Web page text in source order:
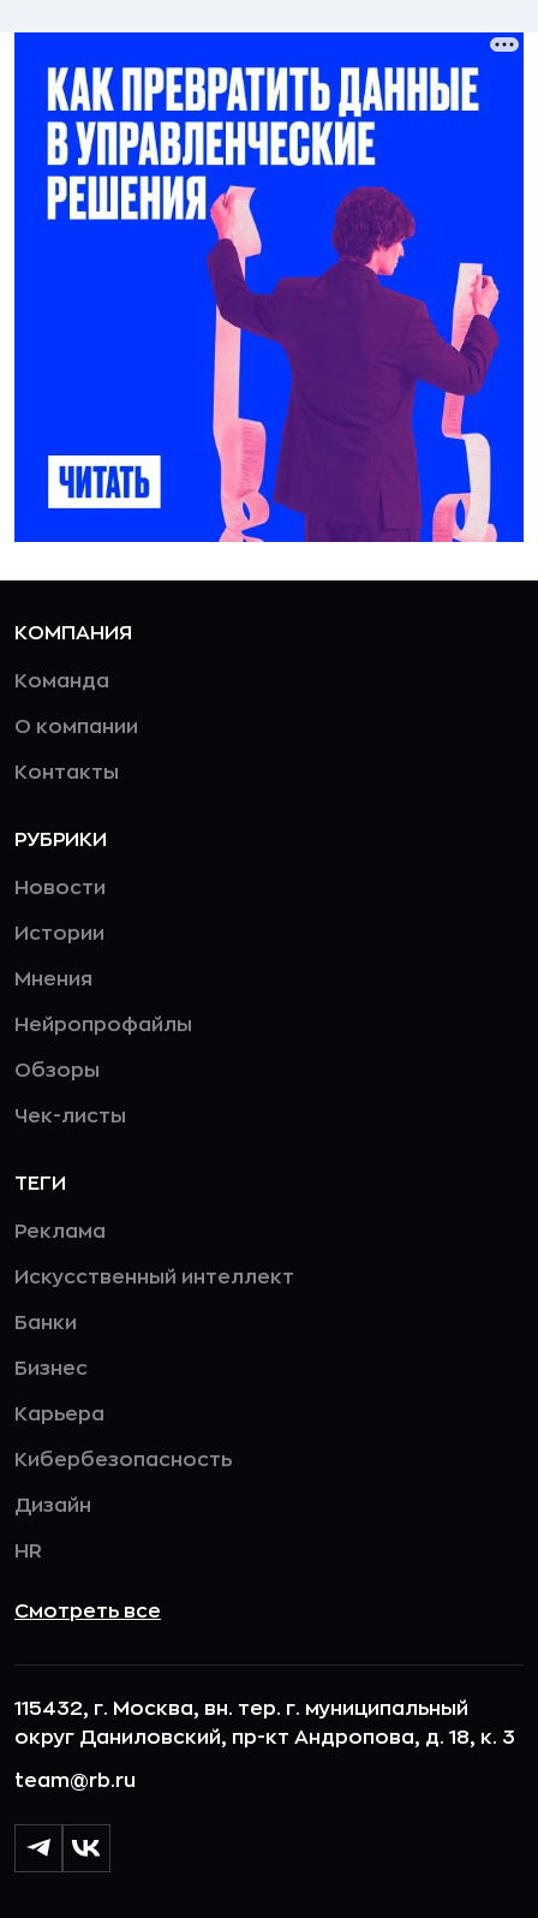
КОМПАНИЯ
Команда
О компании
Контакты
РУБРИКИ
Новости
Истории
Мнения
Нейропрофайлы
Обзоры
Чек-листы
ТЕГИ
Реклама
Искусственный интеллект
Банки
Бизнес
Карьера
Кибербезопасность
Дизайн
HR
Смотреть все
115432, г. Москва, вн. тер. г. муниципальный
округ Даниловский, пр-кт Андропова, д. 18, к. 3
team@rb.ru